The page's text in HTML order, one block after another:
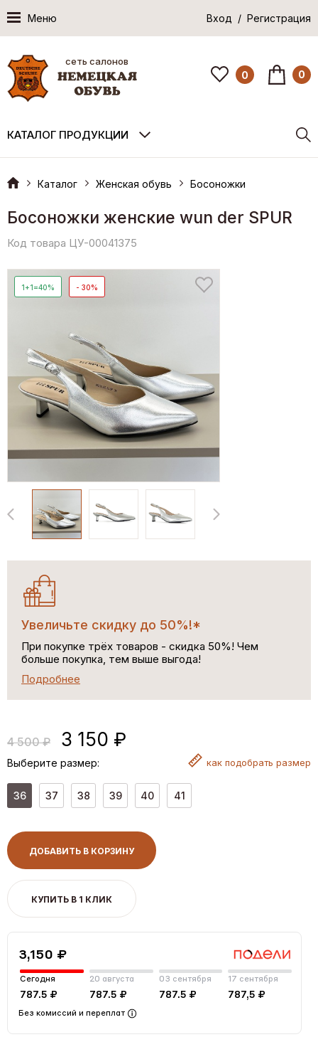
Меню Вход / Регистрация
сеть салонов
0 0
КАТАЛОГ ПРОДУКЦИИ
Каталог Женская обувь Босоножки
Босоножки женские wun der SPUR
Код товара ЦУ-00041375
1+1=40% - 30%
Увеличьте скидку до 50%!*
При покупке трёх товаров - скидка 50%! Чем
больше покупка, тем выше выгода!
Подробнее
4 500 ₽ 3 150 ₽
Выберите размер: как подобрать размер
36 37 38 39 40 41
ДОБАВИТЬ В КОРЗИНУ
КУПИТЬ В 1 КЛИК
3,150 ₽
Сегодня
787.5 ₽
20 августа
787.5 ₽
03 сентября
787.5 ₽
17 сентября
787,5 ₽
Без комиссий и переплат